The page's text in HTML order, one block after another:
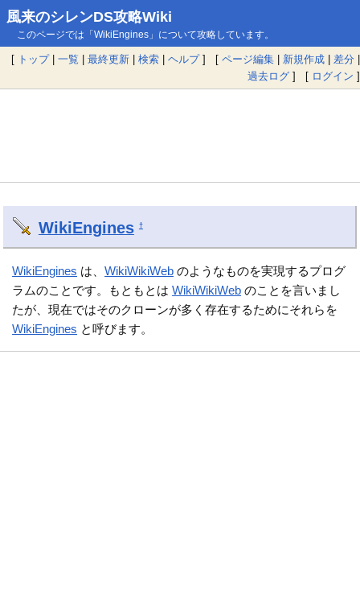
風来のシレンDS攻略Wiki
このページでは「WikiEngines」について攻略しています。
[ トップ| 一覧 | 最終更新 | 検索 | ヘルプ] [ ページ編集 | 新規作成 | 差分 |
過去ログ ] [ ログイン ]
WikiEngines †
WikiEngines は、WikiWikiWeb のようなものを実現するプログ
ラムのことです。もともとはWikiWikiWeb のことを言いまし
たが、現在ではそのクローンが多く存在するためにそれらを
WikiEngines と呼びます。